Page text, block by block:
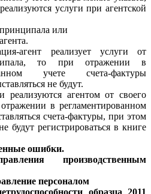
услуги при агентской
или
агент реализует услуги от
то при отражении в
учете счета-фактуры
не будут.
реализуются агентом от своего
в регламентированном
счета-фактуры, при этом
будут регистрироваться в книге
ошибки.
производственным
персоналом
образца 2011